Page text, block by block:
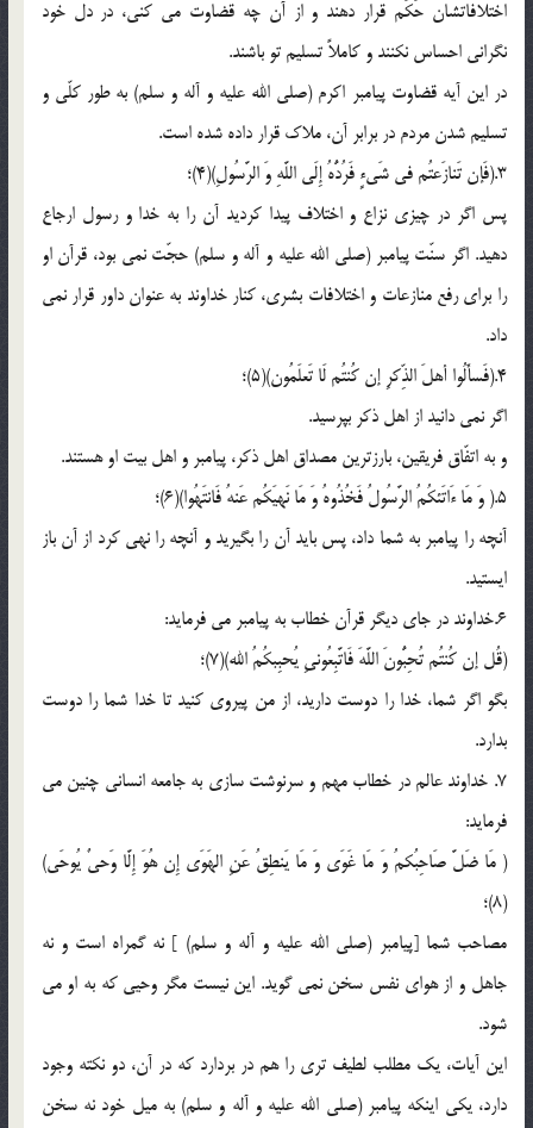
اختلافاتشان حَکَم قرار دهند و از آن چه قضاوت می کنی، در دل خود
نگرانی احساس نکنند و کاملاً تسلیم تو باشند.
در این آیه قضاوت پیامبر اکرم (صلی الله علیه و آله و سلم) به طور کلّی و
تسلیم شدن مردم در برابر آن، ملاک قرار داده شده است.
3.(فَإن تَنازَعتُم فی شَیءٍ فَرُدُّهُ إِلَی اللَّهِ وَ الرَّسُولِ)(4)؛
پس اگر در چیزی نزاع و اختلاف پیدا کردید آن را به خدا و رسول ارجاع
دهید. اگر سنّت پیامبر (صلی الله علیه و آله و سلم) حجّت نمی بود، قرآن او
را برای رفع منازعات و اختلافات بشری، کنار خداوند به عنوان داور قرار نمی
داد.
4.(فَسأَلُوا أهلَ الذِّکرِ إن کُنتُم لَا تَعلَمُون)(5)؛
اگر نمی دانید از اهل ذکر بپرسید.
و به اتفّاق فریقین، بارزترین مصداق اهل ذکر، پیامبر و اهل بیت او هستند.
5.( وَ مَا ءَاتَئکُمُ الرَّسُولُ فَخُذُوهُ وَ مَا نَهیَکُم عَنهُ فَانتَهُوا)(6)؛
آنچه را پیامبر به شما داد، پس باید آن را بگیرید و آنچه را نهی کرد از آن باز
ایستید.
6.خداوند در جای دیگر قرآن خطاب به پیامبر می فرماید:
(قُل إن کُنتُم تُحِبُّونَ اللَّهَ فَاتَّبِعُونیِ یُحبِبکُمُ الله)(7)؛
بگو اگر شما، خدا را دوست دارید، از من پیروی کنید تا خدا شما را دوست
بدارد.
7. خداوند عالم در خطاب مهم و سرنوشت سازی به جامعه انسانی چنین می
فرماید:
( مَا ضَلَّ صَاحِبُکمُ وَ مَا غَوَی وَ مَا یَنطِقُ عَنِ الهَوَی إِن هُوَ إِلَّا وَحیٌ یُوحَی)
(8)؛
مصاحب شما [پیامبر (صلی الله علیه و آله و سلم) ] نه گمراه است و نه
جاهل و از هوای نفس سخن نمی گوید. این نیست مگر وحیی که به او می
شود.
این آیات، یک مطلب لطیف تری را هم در بردارد که در آن، دو نکته وجود
دارد، یکی اینکه پیامبر (صلی الله علیه و آله و سلم) به میل خود نه سخن